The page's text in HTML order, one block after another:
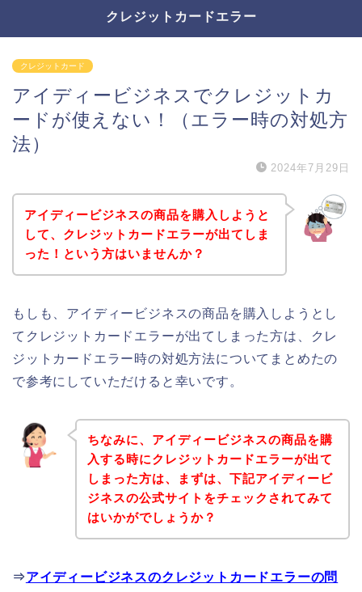
クレジットカードエラー
クレジットカード
アイディービジネスでクレジットカ
ードが使えない！（エラー時の対処方
法）
2024年7月29日
アイディービジネスの商品を購入しようと
して、クレジットカードエラーが出てしま
った！という方はいませんか？
もしも、アイディービジネスの商品を購入しようとし
てクレジットカードエラーが出てしまった方は、クレ
ジットカードエラー時の対処方法についてまとめたの
で参考にしていただけると幸いです。
ちなみに、アイディービジネスの商品を購
入する時にクレジットカードエラーが出て
しまった方は、まずは、下記アイディービ
ジネスの公式サイトをチェックされてみて
はいかがでしょうか？
⇒アイディービジネスのクレジットカードエラーの問